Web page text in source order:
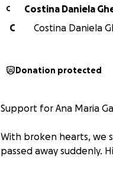
C
Costina Daniela
C
Costina Daniela
Donation protected
Support for Ana Maria
With broken hearts, we
passed away suddenly.